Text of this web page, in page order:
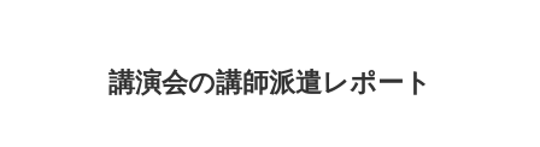
講演会の講師派遣レポート